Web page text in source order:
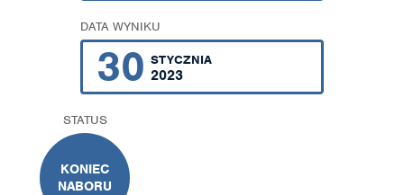
DATA WYNIKU
30 STYCZNIA
2023
STATUS
KONIEC
NABORU